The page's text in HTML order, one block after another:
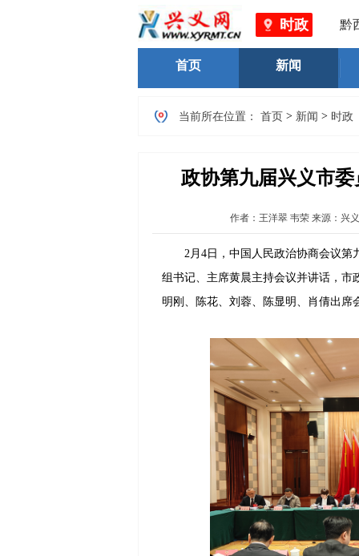
时政 黔西
首页 新闻
当前所在位置： 首页 > 新闻 > 时政
政协第九届兴义市
作者： 王洋翠 韦荣 来源：兴
2月4日，中国人民政治协商会议第
组书记、主席黄晨主持会议并讲话，市
明刚、陈花、刘蓉、陈显明、肖倩出席